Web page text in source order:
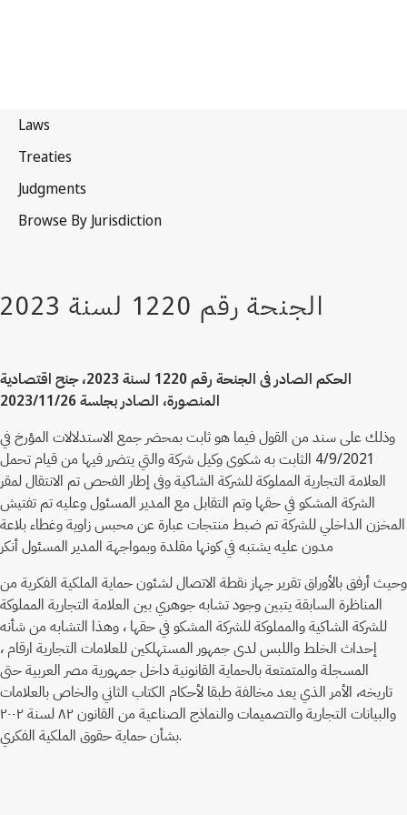
الحكم الصادر فى الجنحة رقم 1220 لسنة 2023، جنح اقتصادية
المنصورة، الصادر بجلسة 2023/11/26
وذلك على سند من القول فيما هو ثابت بمحضر جمع الاستدلالات المؤرخ في
4/9/2021 الثابت به شكوى وكيل شركة والتي يتضرر فيها من قيام تحمل
العلامة التجارية المملوكة للشركة الشاكية وفى إطار الفحص تم الانتقال لمقر
الشركة المشكو في حقها وتم التقابل مع المدير المسئول وعليه تم تفتيش
المخزن الداخلي للشركة تم ضبط منتجات عبارة عن محبس زاوية وغطاء بلاعة
مدون عليه يشتبه في كونها مقلدة وبمواجهة المدير المسئول أنكر
وحيث أرفق بالأوراق تقرير جهاز نقطة الاتصال لشئون حماية الملكية الفكرية من
المناظرة السابقة يتبين وجود تشابه جوهري بين العلامة التجارية المملوكة
للشركة الشاكية والمملوكة للشركة المشكو في حقها ، وهذا التشابه من شأنه
إحداث الخلط واللبس لدى جمهور المستهلكين للعلامات التجارية ارقام ،
المسجلة والمتمتعة بالحماية القانونية داخل جمهورية مصر العربية حتى
تاريخه، الأمر الذي يعد مخالفة طبقا لأحكام الكتاب الثاني والخاص بالعلامات
والبيانات التجارية والتصميمات والنماذج الصناعية من القانون ۸۲ لسنة ٢٠٠٢
بشأن حماية حقوق الملكية الفكري.